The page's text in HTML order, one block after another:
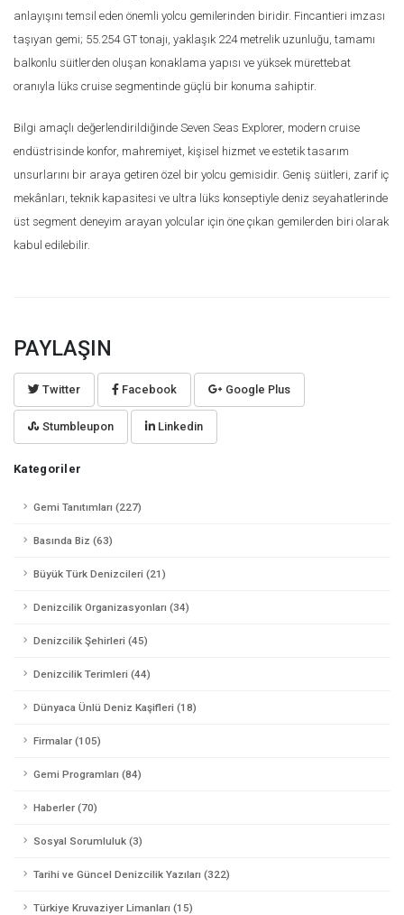
anlayışını temsil eden önemli yolcu gemilerinden biridir. Fincantieri imzası
taşıyan gemi; 55.254 GT tonajı, yaklaşık 224 metrelik uzunluğu, tamamı
balkonlu süitlerden oluşan konaklama yapısı ve yüksek mürettebat
oranıyla lüks cruise segmentinde güçlü bir konuma sahiptir.
Bilgi amaçlı değerlendirildiğinde Seven Seas Explorer, modern cruise
endüstrisinde konfor, mahremiyet, kişisel hizmet ve estetik tasarım
unsurlarını bir araya getiren özel bir yolcu gemisidir. Geniş süitleri, zarif iç
mekânları, teknik kapasitesi ve ultra lüks konseptiyle deniz seyahatlerinde
üst segment deneyim arayan yolcular için öne çıkan gemilerden biri olarak
kabul edilebilir.
PAYLAŞIN
Twitter Facebook Google Plus
Stumbleupon Linkedin
Kategoriler
Gemi Tanıtımları (227)
Basında Biz (63)
Büyük Türk Denizcileri (21)
Denizcilik Organizasyonları (34)
Denizcilik Şehirleri (45)
Denizcilik Terimleri (44)
Dünyaca Ünlü Deniz Kaşifleri (18)
Firmalar (105)
Gemi Programları (84)
Haberler (70)
Sosyal Sorumluluk (3)
Tarihi ve Güncel Denizcilik Yazıları (322)
Türkiye Kruvaziyer Limanları (15)